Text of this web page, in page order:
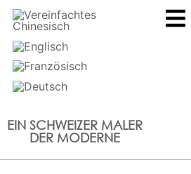
EIN SCHWEIZER MALER
DER MODERNE